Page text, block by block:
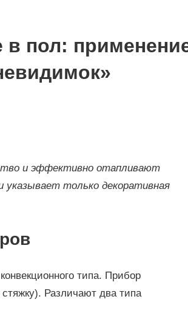
в пол:
и эффективно отапливают
только декоративная
типа. Прибор
Различают два типа